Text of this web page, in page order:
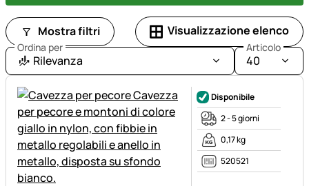
Mostra filtri Visualizzazione elenco
Ordina per
Rilevanza
Articolo
40
Disponibile
2 - 5 giorni
0,17 kg
520521